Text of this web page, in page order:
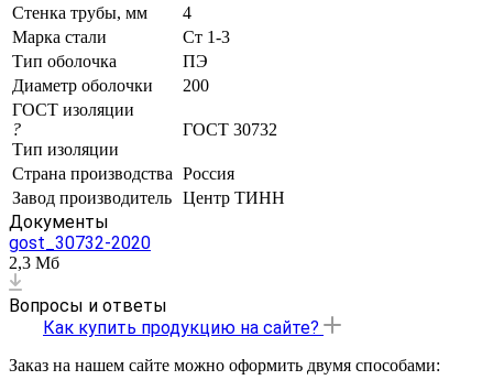
Стенка трубы, мм
4
Марка стали
Ст 1-3
Тип оболочка
ПЭ
Диаметр оболочки
200
ГОСТ изоляции
?
Тип изоляции
ГОСТ 30732
Страна производства Россия
Завод производитель Центр ТИНН
Документы
gost_30732-2020
2,3 Мб
Вопросы и ответы
Как купить продукцию на сайте?
Заказ на нашем сайте можно оформить двумя способами: